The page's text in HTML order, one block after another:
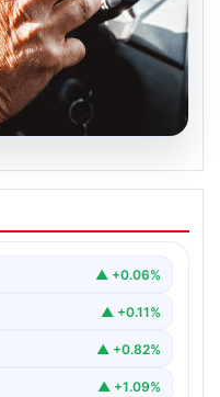
verilecek mi,
emekli
▲ +0.06%
▲ +0.11%
▲ +0.82%
▲ +1.09%